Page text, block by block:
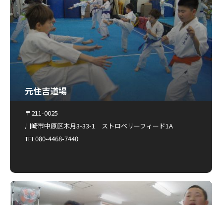
元住吉道場
〒211-0025
川崎市中原区木月3-33-1 ストロベリーフィード1A
TEL080-4468-7440